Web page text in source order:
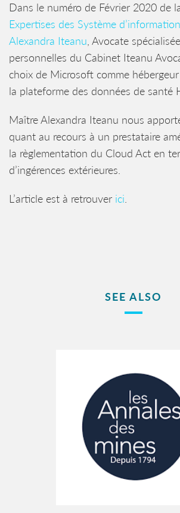
Dans le numéro de Février 2020 de
Expertises des Système d’information
Alexandra Iteanu , Avocate
personnelles du Cabinet Iteanu
choix de Microsoft comme
la plateforme des données de santé
Maître Alexandra Iteanu nous
quant au recours à un prestataire
la règlementation du Cloud Act en
d’ingérences extérieures.
L’article est à retrouver ici
SEE ALSO